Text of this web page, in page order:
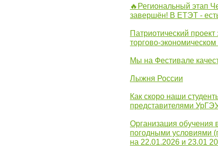
🔥Региональный этап
завершён! В ЕТЭТ -
Патриотический
торгово-
Мы на Фестивале
Лыжня России
Как скоро наши
представителями
Организация обучения
погодными условиями
на 22.01.2026 и 23.01